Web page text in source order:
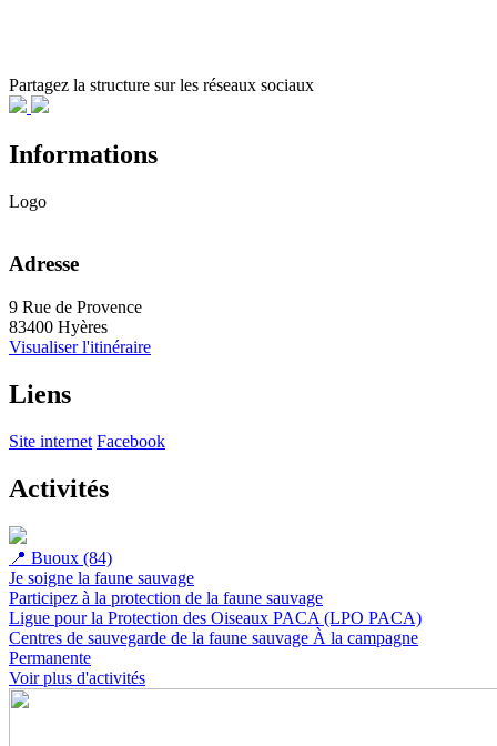
Partagez la structure sur les réseaux sociaux
Informations
Logo
Adresse
9 Rue de Provence
83400 Hyères
Visualiser l'itinéraire
Liens
Site internet Facebook
Activités
📍 Buoux (84)
Je soigne la faune sauvage
Participez à la protection de la faune sauvage
Ligue pour la Protection des Oiseaux PACA (LPO PACA)
Centres de sauvegarde de la faune sauvage À la campagne
Permanente
Voir plus d'activités